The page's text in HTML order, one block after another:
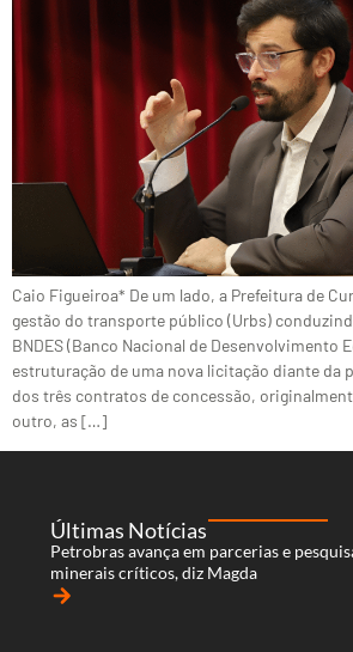
Caio Figueiroa* De um lado, a Prefeitura de
gestão do transporte público (Urbs)
BNDES (Banco Nacional de Desenvolvimento
estruturação de uma nova licitação diante da
dos três contratos de concessão,
outro, as […]
Últimas Notícias
Petrobras avança em parcerias e
minerais críticos, diz Magda
arrow_forward